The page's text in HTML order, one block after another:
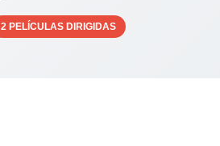
2 PELÍCULAS DIRIGIDAS